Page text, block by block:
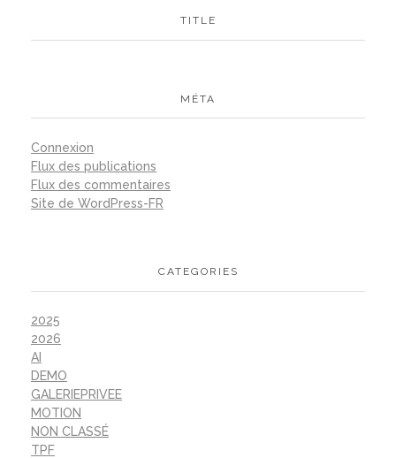
TITLE
MÉTA
Connexion
Flux des publications
Flux des commentaires
Site de WordPress-FR
CATEGORIES
2025
2026
AI
DEMO
GALERIEPRIVEE
MOTION
NON CLASSÉ
TPF